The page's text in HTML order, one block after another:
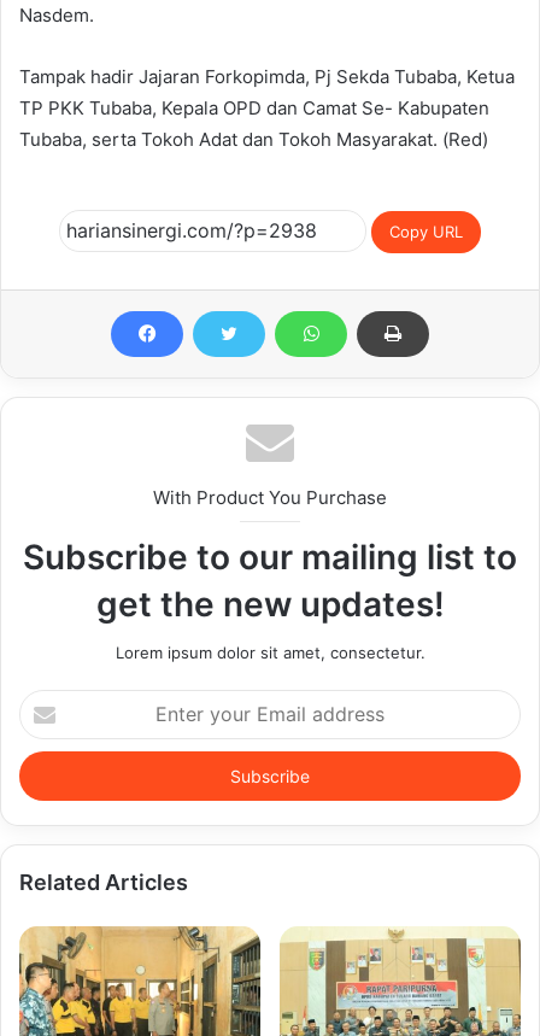
Nasdem.
Tampak hadir Jajaran Forkopimda, Pj Sekda Tubaba, Ketua
TP PKK Tubaba, Kepala OPD dan Camat Se- Kabupaten
Tubaba, serta Tokoh Adat dan Tokoh Masyarakat. (Red)
Copy URL
With Product You Purchase
Subscribe to our mailing list to
get the new updates!
Lorem ipsum dolor sit amet, consectetur.
Enter
your
Email
address
Related Articles